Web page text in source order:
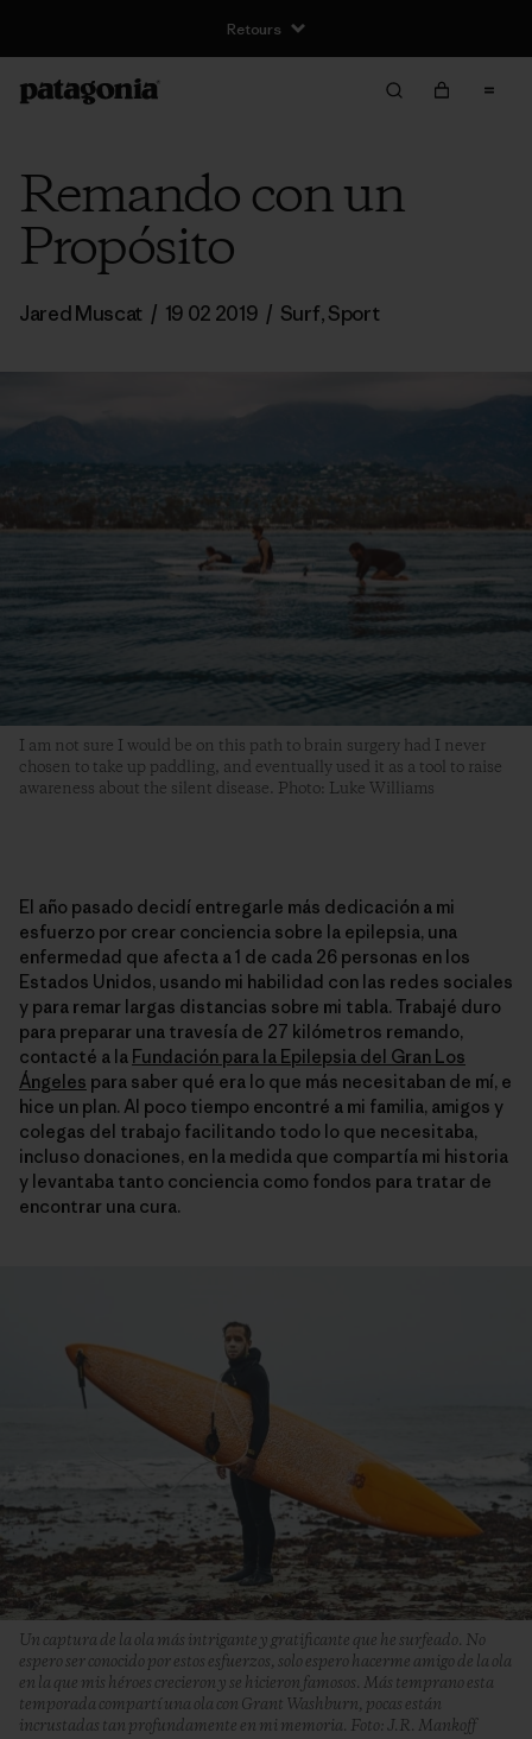
Retours
Remando con un
Propósito
Jared Muscat / 19 02 2019 / Surf,Sport
I am not sure I would be on this path to brain surgery had I never
chosen to take up paddling, and eventually used it as a tool to raise
awareness about the silent disease. Photo: Luke Williams
El año pasado decidí entregarle más dedicación a mi
esfuerzo por crear conciencia sobre la epilepsia, una
enfermedad que afecta a 1 de cada 26 personas en los
Estados Unidos, usando mi habilidad con las redes sociales
y para remar largas distancias sobre mi tabla. Trabajé duro
para preparar una travesía de 27 kilómetros remando,
contacté a la Fundación para la Epilepsia del Gran Los
Ángeles para saber qué era lo que más necesitaban de mí, e
hice un plan. Al poco tiempo encontré a mi familia, amigos y
colegas del trabajo facilitando todo lo que necesitaba,
incluso donaciones, en la medida que compartía mi historia
y levantaba tanto conciencia como fondos para tratar de
encontrar una cura.
Un captura de la ola más intrigante y gratificante que he surfeado. No
espero ser conocido por estos esfuerzos, solo espero hacerme amigo de la ola
en la que mis héroes crecieron y se hicieron famosos. Más temprano esta
temporada compartí una ola con Grant Washburn, pocas están
incrustadas tan profundamente en mi memoria. Foto: J.R. Mankoff